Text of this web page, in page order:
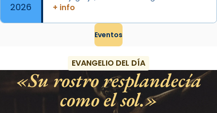
2026
+ info
Eventos
EVANGELIO DEL DÍA
Su rostro resplandecía
como el sol.